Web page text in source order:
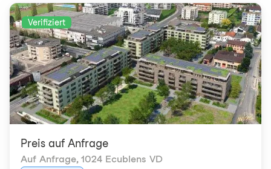
Verifiziert
Preis auf Anfrage
Auf Anfrage, 1024 Ecublens VD